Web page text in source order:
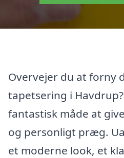
Overvejer du at forny
tapetsering i
fantastisk måde at
og personligt præg.
et moderne look, et